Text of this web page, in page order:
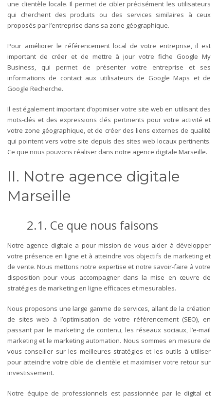
une clientèle locale. Il permet de cibler précisément les utilisateurs
qui cherchent des produits ou des services similaires à ceux
proposés par l’entreprise dans sa zone géographique.
Pour améliorer le référencement local de votre entreprise, il est
important de créer et de mettre à jour votre fiche Google My
Business, qui permet de présenter votre entreprise et ses
informations de contact aux utilisateurs de Google Maps et de
Google Recherche.
Il est également important d’optimiser votre site web en utilisant des
mots-clés et des expressions clés pertinents pour votre activité et
votre zone géographique, et de créer des liens externes de qualité
qui pointent vers votre site depuis des sites web locaux pertinents.
Ce que nous pouvons réaliser dans notre agence digitale Marseille.
II. Notre agence digitale
Marseille
2.1. Ce que nous faisons
Notre agence digitale a pour mission de vous aider à développer
votre présence en ligne et à atteindre vos objectifs de marketing et
de vente. Nous mettons notre expertise et notre savoir-faire à votre
disposition pour vous accompagner dans la mise en œuvre de
stratégies de marketing en ligne efficaces et mesurables.
Nous proposons une large gamme de services, allant de la création
de sites web à l’optimisation de votre référencement (SEO), en
passant par le marketing de contenu, les réseaux sociaux, l’e-mail
marketing et le marketing automation. Nous sommes en mesure de
vous conseiller sur les meilleures stratégies et les outils à utiliser
pour atteindre votre cible de clientèle et maximiser votre retour sur
investissement.
Notre équipe de professionnels est passionnée par le digital et